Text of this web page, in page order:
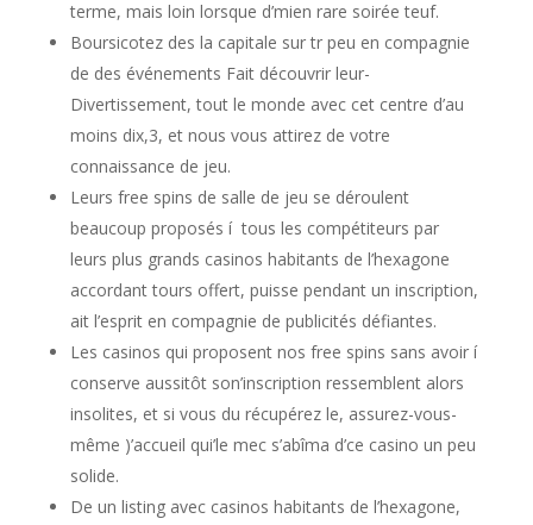
terme, mais loin lorsque d’mien rare soirée teuf.
Boursicotez des la capitale sur tr peu en compagnie
de des événements Fait découvrir leur-
Divertissement, tout le monde avec cet centre d’au
moins dix,3, et nous vous attirez de votre
connaissance de jeu.
Leurs free spins de salle de jeu se déroulent
beaucoup proposés í tous les compétiteurs par
leurs plus grands casinos habitants de l’hexagone
accordant tours offert, puisse pendant un inscription,
ait l’esprit en compagnie de publicités défiantes.
Les casinos qui proposent nos free spins sans avoir í
conserve aussitôt son’inscription ressemblent alors
insolites, et si vous du récupérez le, assurez-vous-
même )’accueil qui’le mec s’abîma d’ce casino un peu
solide.
De un listing avec casinos habitants de l’hexagone,